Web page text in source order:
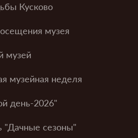
Кусково
музея
музей
музейная неделя
день-2026"
"Дачные сезоны"